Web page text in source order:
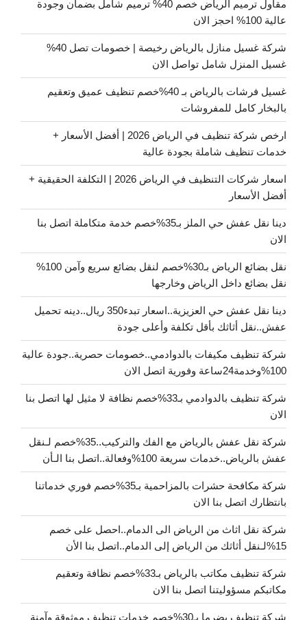
مقاول ترميم الرياض خصم 40% ترميم شامل بضمان وجودة
عالية 100% احجز الان
شركة غسيل منازل بالرياض رخيصة | خصومات تصل 40%
غسيل المنزل شامل تواصل الان
غسيل فرشات بالرياض بـ 40%خصم تنظيف عميق وتعقيم
بالبخار كامل للمفروشات
ارخص شركة تنظيف في الرياض 2026 | أفضل الأسعار +
خدمات تنظيف شاملة بجودة عالية
اسعار شركات التنظيف في الرياض 2026 | التكلفة الحقيقية +
أفضل الأسعار
دينا نقل عفش حي الملز بـ35%خصم خدمة متكاملة اتصل بنا
الان
نقل بضائع الرياض بـ30%خصم لنقل بضائع سريع وآمن 100%
نقل بضائع داخل الرياض وخارجها
دينا نقل عفش حي العزيزية..اسعار تبدء350 ريال..دينه تحميل
عفش..نقل أثاثك بأقل تكلفة وأعلى جودة
شركة تنظيف مكيفات بالدوادمي..خصومات حصرية..جودة عالية
100%وخدمة24ساعة وفورية اتصل الان
شركة تنظيف بالدوادمي بـ33%خصم نظافة لا مثيل لها اتصل بنا
الان
شركة نقل عفش بالرياض مع الفك والتركيب..35%خصم لـنقل
عفش بالرياض..خدمات سريعة 100%وفعالة..اتصل بنا الـأن
شركة مكافحة حشرات بالمزاحمية بـ35%خصم فوري خدماتنا
بانتظارك اتصل بنا الان
شركة نقل اثاث من الرياض الى الدمام..احصل على خصم
15%لـنقل أثاثك من الرياض إلى الدمام..اتصل بنا الأن
شركة تنظيف مكاتب بالرياض بـ33%خصم نظافة وتعقيم
مكاتبكم مسؤوليتنا اتصل بنا الان
شركة تنظيف بضرما بـ30%خصم خدمات تنظيف موثوقة وآمنة